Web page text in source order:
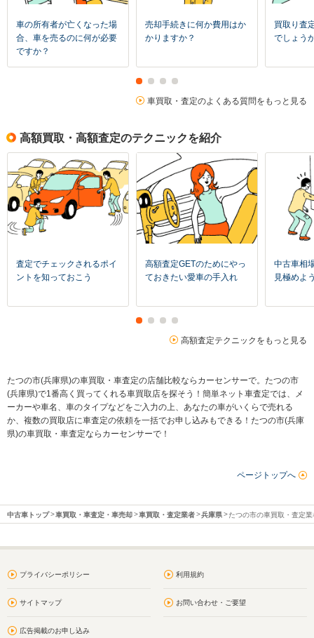
車の所有者が亡くなった場
合、車を売るのに何が必要
ですか？
売却手続きに何か費用はか
かりますか？
買取り査
でしょう
車買取・査定のよくある質問をもっと見る
高額買取・高額査定のテクニックを紹介
査定でチェックされるポイ
ントを知っておこう
高額査定GETのためにやっ
ておきたい愛車の手入れ
中古車相
見極めよ
高額査定テクニックをもっと見る
たつの市(兵庫県)の車買取・車査定の店舗比較ならカーセンサーで。たつの市
(兵庫県)で1番高く買ってくれる車買取店を探そう！簡単ネット車査定では、メ
ーカーや車名、車のタイプなどをご入力の上、あなたの車がいくらで売れる
か、複数の買取店に車査定の依頼を一括でお申し込みもできる！たつの市(兵庫
県)の車買取・車査定ならカーセンサーで！
ページトップへ
中古車トップ 車買取・車査定・車売却 車買取・査定業者 兵庫県 たつの市の車買取・査定業
プライバシーポリシー 利用規約
サイトマップ お問い合わせ・ご要望
広告掲載のお申し込み